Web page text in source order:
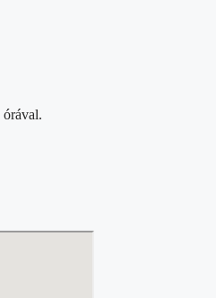
órával.